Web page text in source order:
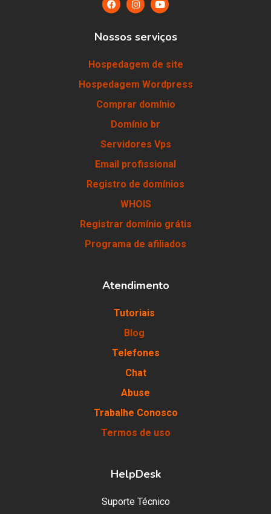
Nossos serviços
Hospedagem de site
Hospedagem Wordpress
Comprar domínio
Domínio br
Servidores Vps
Email profissional
Registro de domínios
WHOIS
Registrar domínio grátis
Programa de afiliados
Atendimento
Tutoriais
Blog
Telefones
Chat
Abuse
Trabalhe Conosco
Termos de uso
HelpDesk
Suporte Técnico